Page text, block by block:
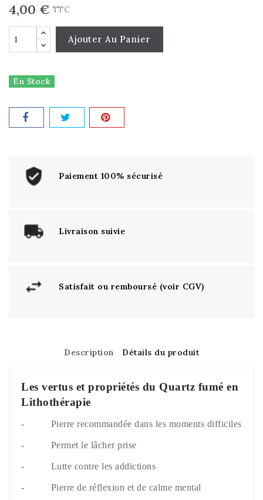
4,00 € TTC
Ajouter Au Panier
En Stock
Paiement 100% sécurisé
Livraison suivie
Satisfait ou remboursé (voir CGV)
Description Détails du produit
Les vertus et propriétés du Quartz fumé en
Lithothérapie
- Pierre recommandée dans les moments difficiles
- Permet le lâcher prise
- Lutte contre les addictions
- Pierre de réflexion et de calme mental